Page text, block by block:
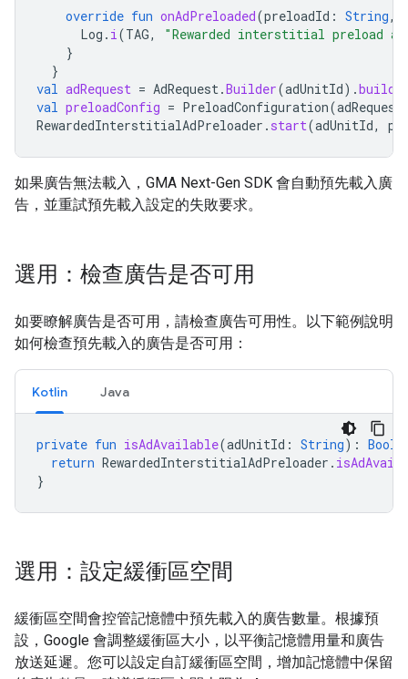
override fun onAdPreloaded(preloadId : String,
Log . i(TAG,
"Rewarded interstitial preload
}
}
val adRequest = AdRequest.Builder(adUnitId).build
val preloadConfig = PreloadConfiguration(adRequest
RewardedInterstitialAdPreloader . start(adUnitId,
如果廣告無法載入， GMA Next-Gen SDK 會自動預先載入廣
告，並重試預先載入設定的失敗要求。
選用：檢查廣告是否可用
如要瞭解廣告是否可用，請檢查廣告可用性。以下範例說明
如何檢查預先載入的廣告是否可用：
Kotlin Java
private fun isAdAvailable(adUnitId : String):
return RewardedInterstitialAdPreloader .
}
選用：設定緩衝區空間
緩衝區空間會控管記憶體中預先載入的廣告數量。根據預
設，Google 會調整緩衝區大小，以平衡記憶體用量和廣告
放送延遲。您可以設定自訂緩衝區空間，增加記憶體中保留